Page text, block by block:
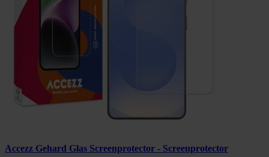
Accezz Gehard Glas Screenprotector - Screenprotector